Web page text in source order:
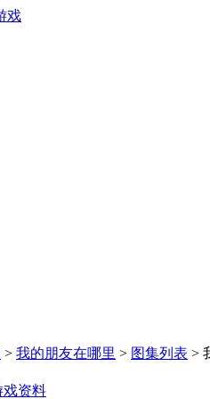
> 我的朋友在哪里 > 图集列表 >
戏资料